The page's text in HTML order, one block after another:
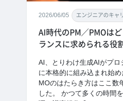
2026/06/05 エンジニアのキャ
AI時代のPM／PMOは
ランスに求められる役
AI、とりわけ生成AIがプ
に本格的に組み込まれ始
MOのはたらき方はここ数
した。 かつて多くの時間